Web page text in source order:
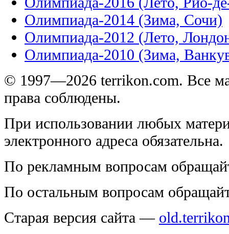
Олимпиада-2014 (Зима, Сочи)
Олимпиада-2012 (Лето,
Олимпиада-2010 (Зима,
© 1997—2026 terrikon.com. Все
права соблюдены.
При использовании любых
электронного адреса обязательна.
По рекламным вопросам
По остальным вопросам
Старая версия сайта —